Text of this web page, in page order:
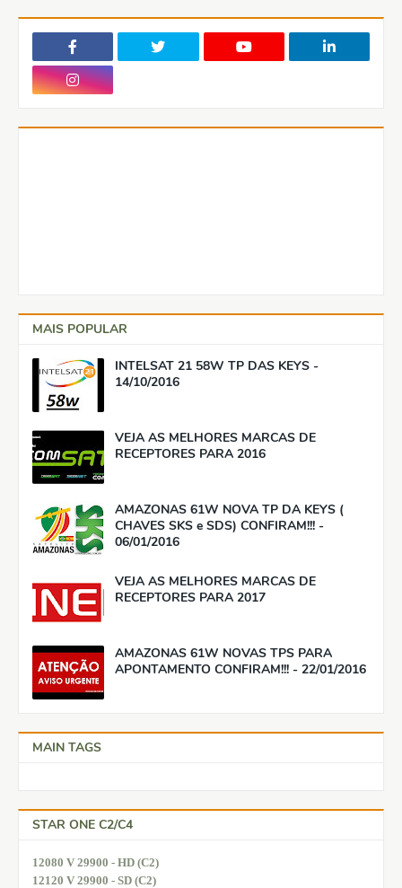
MAIS POPULAR
INTELSAT 21 58W TP DAS KEYS -
14/10/2016
VEJA AS MELHORES MARCAS DE
RECEPTORES PARA 2016
AMAZONAS 61W NOVA TP DA KEYS (
CHAVES SKS e SDS) CONFIRAM!!! -
06/01/2016
VEJA AS MELHORES MARCAS DE
RECEPTORES PARA 2017
AMAZONAS 61W NOVAS TPS PARA
APONTAMENTO CONFIRAM!!! - 22/01/2016
MAIN TAGS
STAR ONE C2/C4
12080 V 29900 - HD (C2)
12120 V 29900 - SD (C2)